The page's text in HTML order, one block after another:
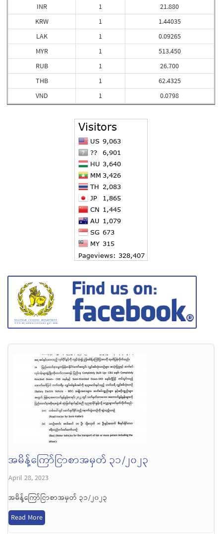
INR
KRW
LAK
MYR
RUB
THB
VND
1
1
1
1
1
1
1
21.880
1.44035
0.09265
513.450
26.700
62.4325
0.0798
အမိန့်ကြော်ငြာစာအမှတ် ၃၁/၂၀၂၃
April 28, 2023
အမိန့်ကြော်ငြာစာအမှတ် ၃၁/၂၀၂၃
Read More